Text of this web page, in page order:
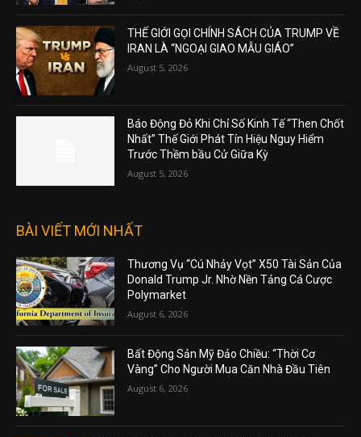
THẾ GIỚI GỌI CHÍNH SÁCH CỦA TRUMP VỀ
IRAN LÀ “NGOẠI GIAO MẪU GIÁO”
August 5, 2026
Báo Động Đỏ Khi Chỉ Số Kinh Tế “Then Chốt
Nhất” Thế Giới Phát Tín Hiệu Nguy Hiểm
Trước Thềm bầu Cử Giữa Kỳ
August 5, 2026
BÀI VIẾT MỚI NHẤT
Thương Vụ “Cú Nhảy Vọt” X50 Tài Sản Của
Donald Trump Jr. Nhờ Nền Tảng Cá Cược
Polymarket
August 6, 2026
Bất Động Sản Mỹ Đảo Chiều: “Thời Cơ
Vàng” Cho Người Mua Căn Nhà Đầu Tiên
August 6, 2026